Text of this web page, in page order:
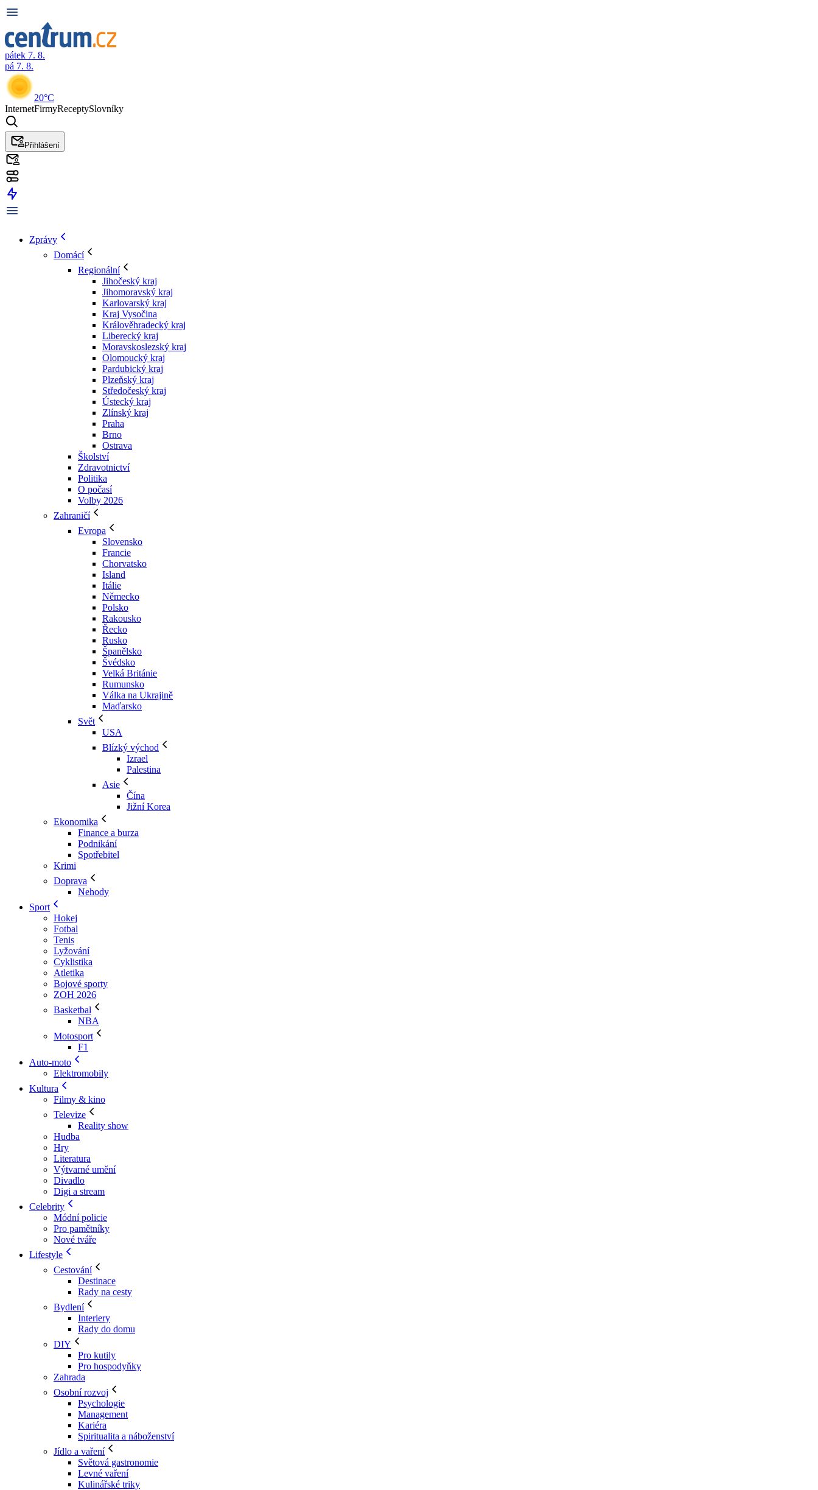
pátek 7. 8.
pá 7. 8.
20°C
InternetFirmyReceptySlovníky
Přihlášení
Zprávy
Domácí
Regionální
Jihočeský kraj
Jihomoravský kraj
Karlovarský kraj
Kraj Vysočina
Králověhradecký kraj
Liberecký kraj
Moravskoslezský kraj
Olomoucký kraj
Pardubický kraj
Plzeňský kraj
Středočeský kraj
Ústecký kraj
Zlínský kraj
Praha
Brno
Ostrava
Školství
Zdravotnictví
Politika
O počasí
Volby 2026
Zahraničí
Evropa
Slovensko
Francie
Chorvatsko
Island
Itálie
Německo
Polsko
Rakousko
Řecko
Rusko
Španělsko
Švédsko
Velká Británie
Rumunsko
Válka na Ukrajině
Maďarsko
Svět
USA
Blízký východ
Izrael
Palestina
Asie
Čína
Jižní Korea
Ekonomika
Finance a burza
Podnikání
Spotřebitel
Krimi
Doprava
Nehody
Sport
Hokej
Fotbal
Tenis
Lyžování
Cyklistika
Atletika
Bojové sporty
ZOH 2026
Basketbal
NBA
Motosport
F1
Auto-moto
Elektromobily
Kultura
Filmy & kino
Televize
Reality show
Hudba
Hry
Literatura
Výtvarné umění
Divadlo
Digi a stream
Celebrity
Módní policie
Pro pamětníky
Nové tváře
Lifestyle
Cestování
Destinace
Rady na cesty
Bydlení
Interiery
Rady do domu
DIY
Pro kutily
Pro hospodyňky
Zahrada
Osobní rozvoj
Psychologie
Management
Kariéra
Spiritualita a náboženství
Jídlo a vaření
Světová gastronomie
Levné vaření
Kulinářské triky